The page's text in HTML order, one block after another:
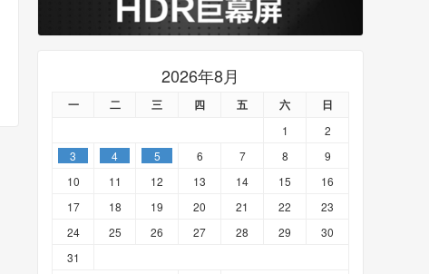
2026年8月
一 二 三 四 五 六 日
1
2
3
4 5 6 7 8
9
10
11 12 13 14 15
16
17
18 19 20 21 22
23
24
25 26 27 28 29
30
31